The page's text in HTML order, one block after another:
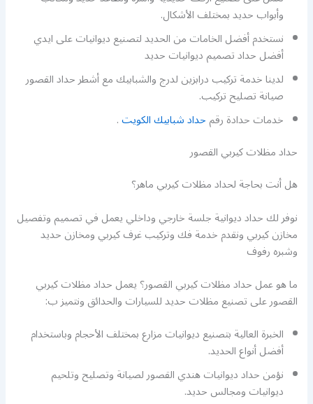
وأبواب حديد بمختلف الأشكال.
نستخدم أفضل الخامات من الحديد لتصنيع ديوانيات على ايدي
أفضل حداد تصميم ديوانيات حديد
لدينا خدمة تركيب درابزين لدرج والشبابيك مع أشطر حداد القصور
صيانة تصليح تركيب.
خدمات حدادة رقمحداد شبابيك الكويت.
حداد مظلات كيربي القصور
هل أنت بحاجة لحداد مظلات كيربي ماهر؟
نوفر لك حداد ديوانية جلسة خارجي وداخلي يعمل في تصميم وتفصيل
مخازن كيربي ونقدم خدمة فك وتركيب غرف كيربي ومخازن حديد
وشبره رفوف
ما هو عمل حداد مظلات كيربي القصور؟ يعمل حداد مظلات كيربي
القصور على تصنيع مظلات حديد للسيارات والحدائق ونتميز ب:
الخبرة العالية بتصنيع ديوانيات مزارع بمختلف الأحجام وباستخدام
أفضل أنواع الحديد.
نؤمن حداد ديوانيات هندي القصور لصيانة وتصليح وتلحيم
ديوانيات ومجالس حديد.